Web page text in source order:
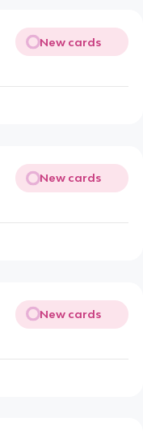
New cards
New cards
New cards